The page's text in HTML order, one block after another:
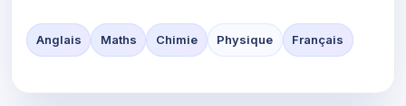
Anglais Maths Chimie Physique Français